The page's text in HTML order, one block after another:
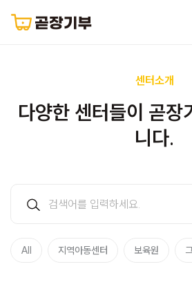
센터소개
다양한 센터들이 곧장
니다.
All 지역아동센터 보육원